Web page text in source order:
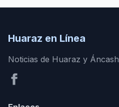
Huaraz en Línea
Noticias de Huaraz y Áncash